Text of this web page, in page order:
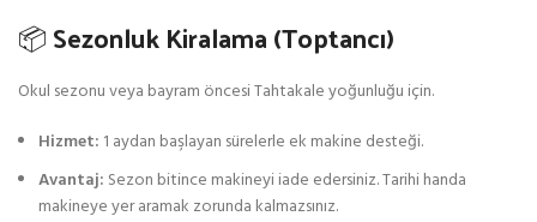
📦 Sezonluk Kiralama (Toptancı)
Okul sezonu veya bayram öncesi Tahtakale yoğunluğu için.
Hizmet: 1 aydan başlayan sürelerle ek makine desteği.
Avantaj: Sezon bitince makineyi iade edersiniz. Tarihi handa
makineye yer aramak zorunda kalmazsınız.